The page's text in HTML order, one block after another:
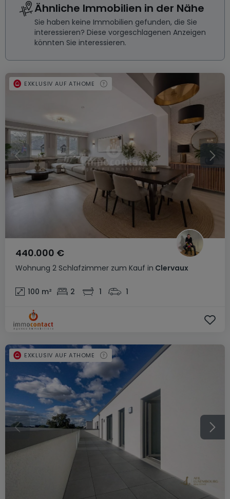
Ähnliche Immobilien in der Nähe
Sie haben keine Immobilien gefunden, die Sie
interessieren? Diese vorgeschlagenen Anzeigen
könnten Sie interessieren.
Wohnung 2 Schlafzimmer zum Kauf in Clervaux
440.000 €
100 m² 2 1 1
EXKLUSIV AUF ATHOME
EXKLUSIV AUF ATHOME